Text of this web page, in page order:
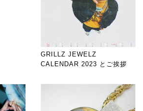
GRILLZ JEWELZ
CALENDAR 2023 とご挨拶